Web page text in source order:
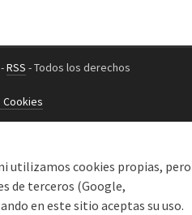
RSS - Todos los derechos
utilizamos cookies propias, pero
de terceros (Google,
en este sitio aceptas su uso.